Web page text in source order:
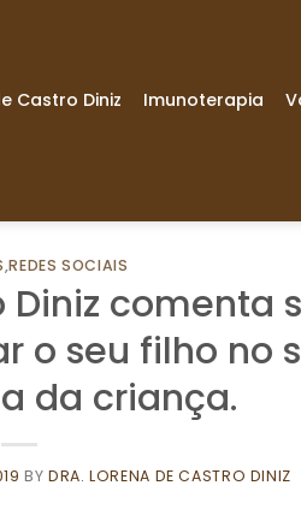
Castro Diniz Imunoterapia
,REDES SOCIAIS
Diniz comenta
o seu filho no
da criança.
BYDRA. LORENA DE CASTRO DINIZ